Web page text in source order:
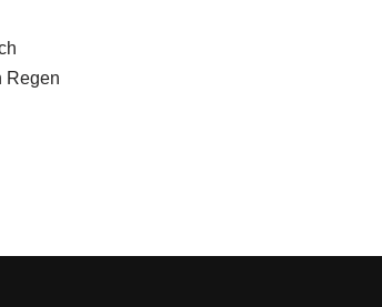
Regen